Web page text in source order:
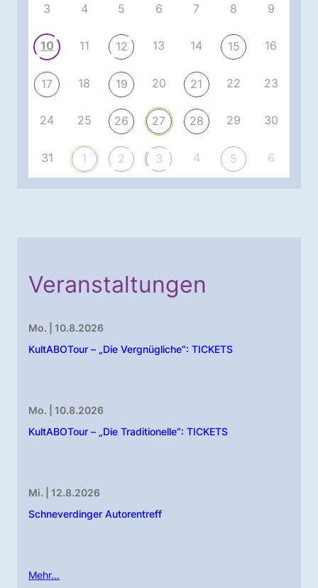
3 4 5 6 7 8 9
10 11 12 13 14 15 16
17 18 19 20 21 22 23
24 25 26 27 28 29 30
31 1 2 3 4 5 6
Veranstaltungen
Mo. | 10.8.2026
KultABOTour – „Die Vergnügliche“: TICKETS
Mo. | 10.8.2026
KultABOTour – „Die Traditionelle“: TICKETS
Mi. | 12.8.2026
Schneverdinger Autorentreff
Mehr…